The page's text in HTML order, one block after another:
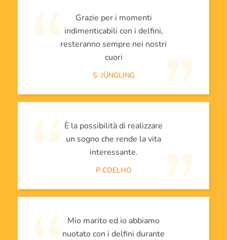
Grazie per i momenti
indimenticabili con i delfini,
resteranno sempre nei nostri
cuori
S. JÜNGLING
È la possibilità di realizzare
un sogno che rende la vita
interessante.
P COELHO
Mio marito ed io abbiamo
nuotato con i delfini durante